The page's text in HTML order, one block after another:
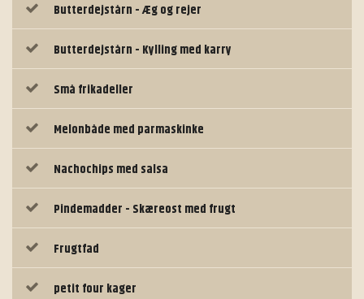
Butterdejstårn - Æg og rejer
Butterdejstårn - Kylling med karry
Små frikadeller
Melonbåde med parmaskinke
Nachochips med salsa
Pindemadder - Skæreost med frugt
Frugtfad
petit four kager